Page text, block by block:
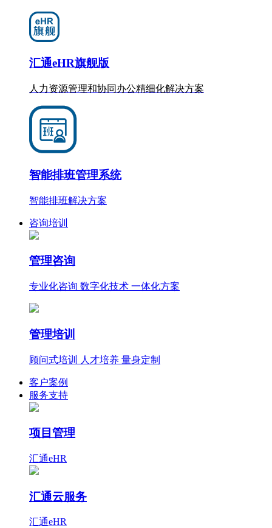
汇通eHR旗舰版
人力资源管理和协同办公精细化解决方案
智能排班管理系统
智能排班解决方案
咨询培训
管理咨询
专业化咨询 数字化技术 一体化方案
管理培训
顾问式培训 人才培养 量身定制
客户案例
服务支持
项目管理
汇通eHR
汇通云服务
汇通eHR